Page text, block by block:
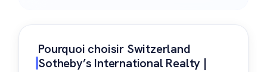
Pourquoi choisir Switzerland
Sotheby’s International Realty |